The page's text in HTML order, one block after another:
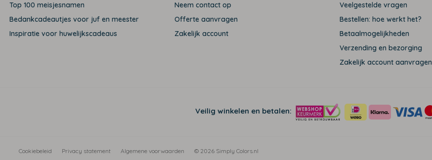
Top 100 meisjesnamen
Bedankcadeautjes voor juf en meester
Inspiratie voor huwelijkscadeaus
Neem contact op
Offerte aanvragen
Zakelijk account
Veelgestelde vragen
Bestellen: hoe werkt het?
Betaalmogelijkheden
Verzending en bezorging
Zakelijk account aanvragen
Veilig winkelen en betalen:
Cookiebeleid Privacy statement Algemene voorwaarden © 2026 Simply Colors.nl